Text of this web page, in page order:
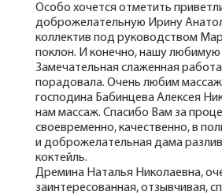
Особо хочется отметить
доброжелательную Ирину
коллектив под руководством
поклон. И конечно, нашу
Замечательная слаженная
порадовала. Очень любим
господина Бабинцева Алексея
нам массаж. Спасибо Вам за
своевременно, качественно, в
и доброжелательная дама
коктейль.
Дремина Наталья Николаевна,
заинтересованная, отзывчивая,